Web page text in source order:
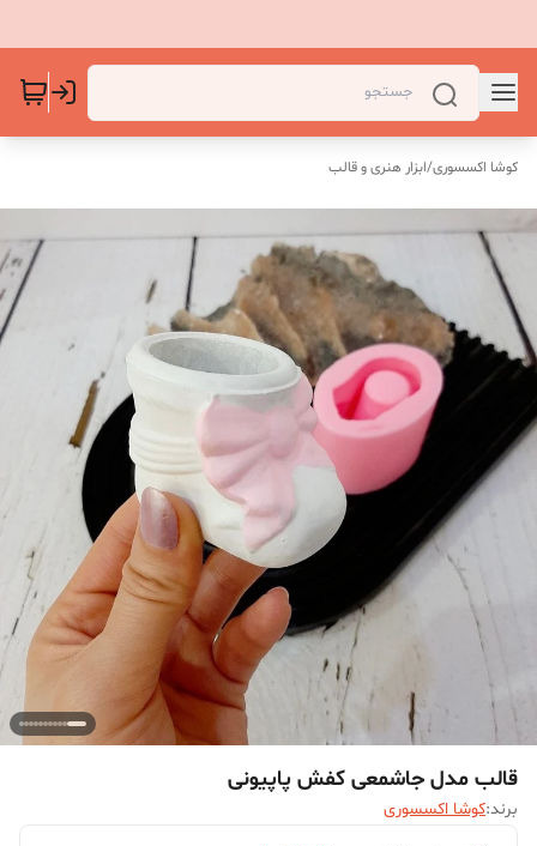
کوشا اکسسوری/ابزار هنری و قالب
قالب مدل جاشمعی کفش پاپیونی
برند:کوشا اکسسوری